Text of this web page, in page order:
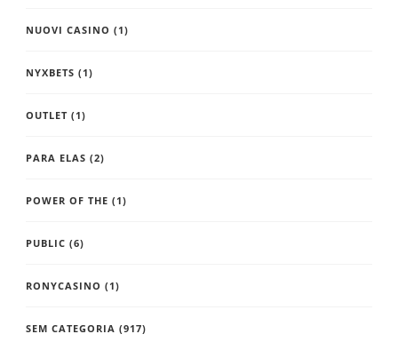
NUOVI CASINO (1)
NYXBETS (1)
OUTLET (1)
PARA ELAS (2)
POWER OF THE (1)
PUBLIC (6)
RONYCASINO (1)
SEM CATEGORIA (917)